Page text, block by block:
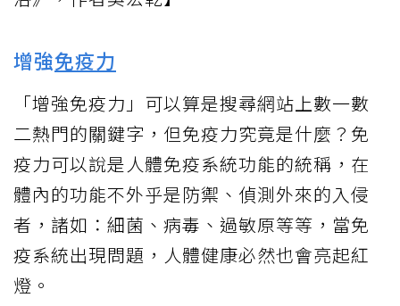
增強免疫力
「增強免疫力」可以算是搜尋網站上數一數
二熱門的關鍵字，但免疫力究竟是什麼？免
疫力可以說是人體免疫系統功能的統稱，在
體內的功能不外乎是防禦、偵測外來的入侵
者，諸如：細菌、病毒、過敏原等等，當免
疫系統出現問題，人體健康必然也會亮起紅
燈。